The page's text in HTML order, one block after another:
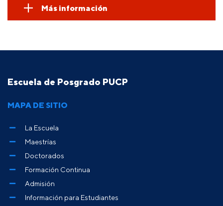
Más información
Escuela de Posgrado PUCP
MAPA DE SITIO
La Escuela
Maestrías
Doctorados
Formación Continua
Admisión
Información para Estudiantes